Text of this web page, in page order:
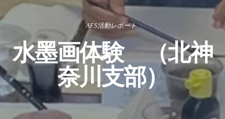
AFS活動レポート
水墨画体験 （北神
奈川支部）